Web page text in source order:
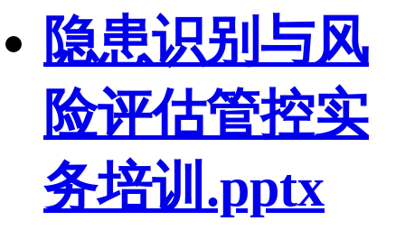
隐患识别与风
险评估管控实
务培训.pptx